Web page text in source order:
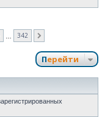
342
Перейти